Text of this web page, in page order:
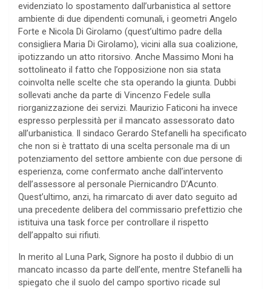
evidenziato lo spostamento dall’urbanistica al settore
ambiente di due dipendenti comunali, i geometri Angelo
Forte e Nicola Di Girolamo (quest’ultimo padre della
consigliera Maria Di Girolamo), vicini alla sua coalizione,
ipotizzando un atto ritorsivo. Anche Massimo Moni ha
sottolineato il fatto che l’opposizione non sia stata
coinvolta nelle scelte che sta operando la giunta. Dubbi
sollevati anche da parte di Vincenzo Fedele sulla
riorganizzazione dei servizi. Maurizio Faticoni ha invece
espresso perplessità per il mancato assessorato dato
all’urbanistica. Il sindaco Gerardo Stefanelli ha specificato
che non si è trattato di una scelta personale ma di un
potenziamento del settore ambiente con due persone di
esperienza, come confermato anche dall’intervento
dell’assessore al personale Piernicandro D’Acunto.
Quest’ultimo, anzi, ha rimarcato di aver dato seguito ad
una precedente delibera del commissario prefettizio che
istituiva una task force per controllare il rispetto
dell’appalto sui rifiuti.
In merito al Luna Park, Signore ha posto il dubbio di un
mancato incasso da parte dell’ente, mentre Stefanelli ha
spiegato che il suolo del campo sportivo ricade sul